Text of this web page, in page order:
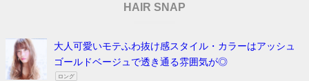
HAIR SNAP
大人可愛いモテふわ抜け感スタイル・カラーはアッシュ
ゴールドベージュで透き通る雰囲気が◎
ロング